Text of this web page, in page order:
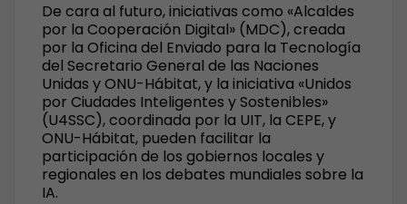
De cara al futuro, iniciativas como «Alcaldes
por la Cooperación Digital» (MDC), creada
por la Oficina del Enviado para la Tecnología
del Secretario General de las Naciones
Unidas y ONU-Hábitat, y la iniciativa «Unidos
por Ciudades Inteligentes y Sostenibles»
(U4SSC), coordinada por la UIT, la CEPE, y
ONU-Hábitat, pueden facilitar la
participación de los gobiernos locales y
regionales en los debates mundiales sobre la
IA.